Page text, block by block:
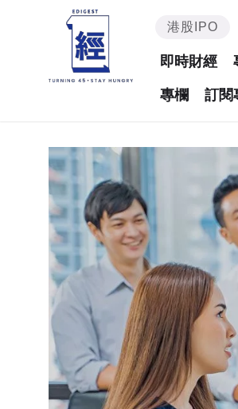
港股IPO
即時財經
專欄 訂閱